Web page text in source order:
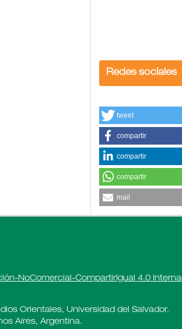
Redes sociales
tweet
compartir
compartir
compartir
mail
NoComercial-CompartirIgual 4.0
Orientales, Universidad del Salvador.
Aires, Argentina.